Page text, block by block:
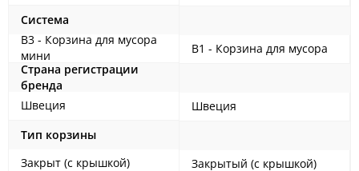
Система
B3 - Корзина для мусора
мини
Страна регистрации
бренда
Швеция
Тип корзины
Закрыт (с крышкой)
B1 - Корзина для мусора
Швеция
Закрытый (с крышкой)